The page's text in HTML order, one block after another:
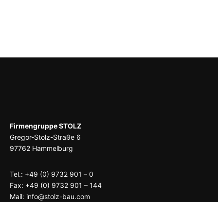
Firmengruppe STOLZ
Gregor-Stolz-Straße 6
97762 Hammelburg
Tel.: +49 (0) 9732 901 – 0
Fax: +49 (0) 9732 901 – 144
Mail: info@stolz-bau.com